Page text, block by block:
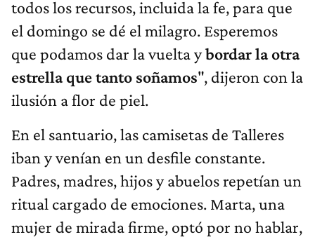
todos los recursos, incluida la fe, para que
el domingo se dé el milagro. Esperemos
que podamos dar la vuelta ybordar la otra
estrella que tanto soñamos", dijeron con la
ilusión a flor de piel.
En el santuario, las camisetas de Talleres
iban y venían en un desfile constante.
Padres, madres, hijos y abuelos repetían un
ritual cargado de emociones. Marta, una
mujer de mirada firme, optó por no hablar,